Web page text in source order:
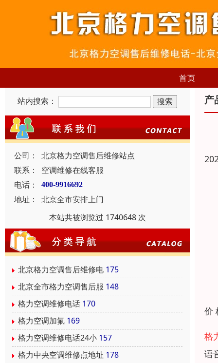
首页
站内搜索：
公司：
北京格力空调售后维修站点
联系：
空调维修在线客服
电话：
400-9916692
地址：
北京全市安排上门
本站共被浏览过 1740648 次
北京格力空调售后维修电 175
北京全市格力空调售后服 148
格力空调维修电话 170
格力空调加氟 169
格力空调维修电话24小 157
格力中央空调维修点地址 178
产
价
格
语